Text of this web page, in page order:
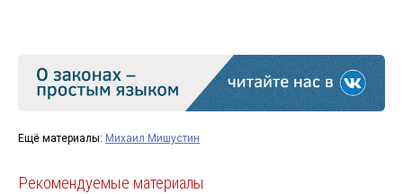
Ещё материалы: Михаил Мишустин
Рекомендуемые материалы